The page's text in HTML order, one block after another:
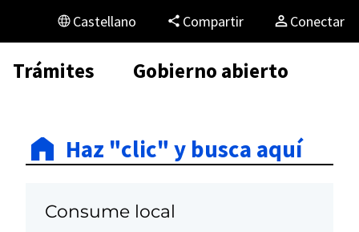
Castellano Compartir Conectar
Trámites Gobierno abierto
Haz "clic" y busca aquí
Consume local